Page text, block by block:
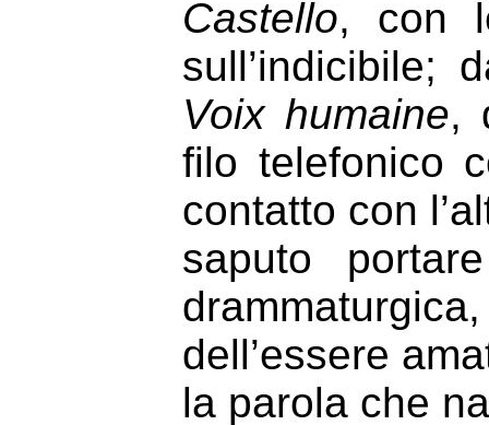
Castello, con
sull’indicibile;
Voix humaine,
filo telefonico
contatto con
saputo
dell’essere
la parola che